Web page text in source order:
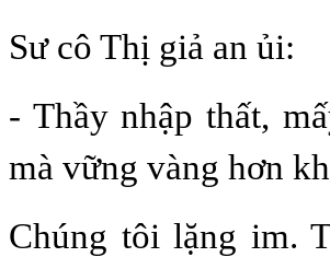
Sư cô Thị giả an ủi:
- Thầy nhập thất,
mà vững vàng hơn
Chúng tôi lặng im.